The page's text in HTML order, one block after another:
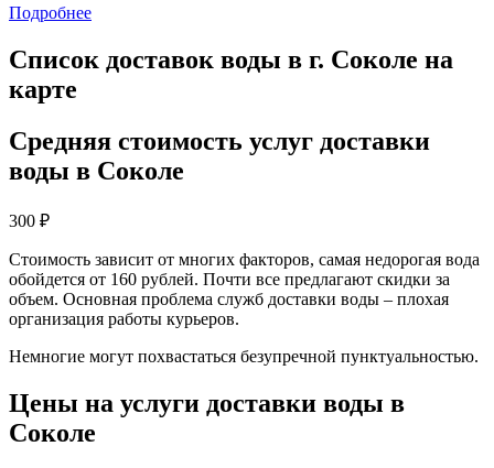
Подробнее
Список доставок воды в г. Соколе на
карте
Средняя стоимость услуг доставки
воды в Соколе
300 ₽
Стоимость зависит от многих факторов, самая недорогая вода
обойдется от 160 рублей. Почти все предлагают скидки за
объем. Основная проблема служб доставки воды – плохая
организация работы курьеров.
Немногие могут похвастаться безупречной пунктуальностью.
Цены на услуги доставки воды в
Соколе